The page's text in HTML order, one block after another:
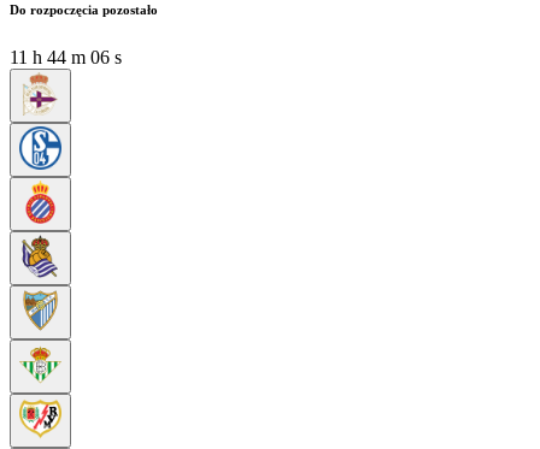
Do rozpoczęcia pozostało
11 h 44 m 05 s